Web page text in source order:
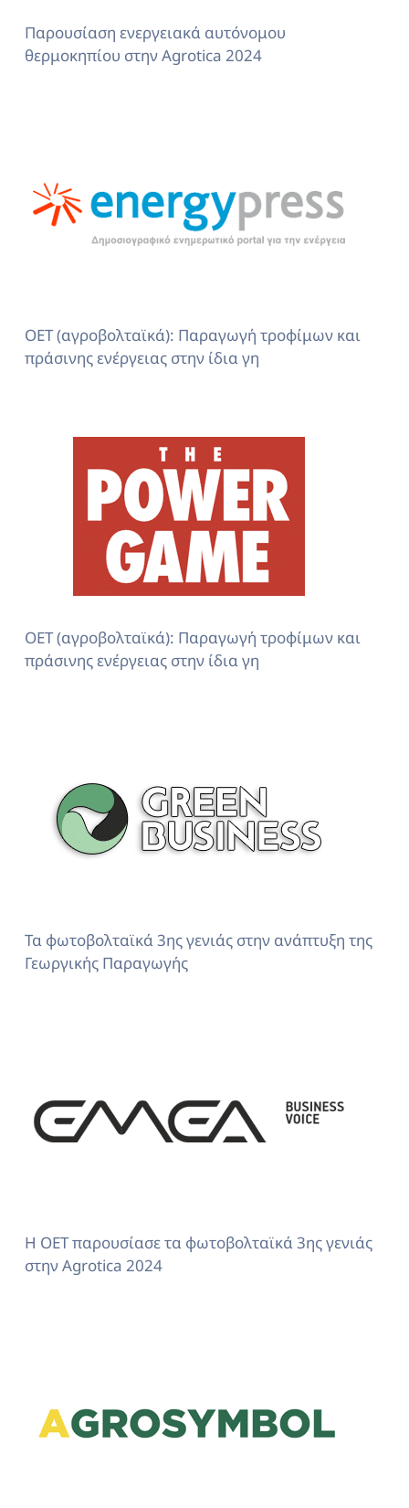
Παρουσίαση ενεργειακά αυτόνομου
θερμοκηπίου στην Agrotica 2024
ΟΕΤ (αγροβολταϊκά): Παραγωγή τροφίμων και
πράσινης ενέργειας στην ίδια γη
ΟΕΤ (αγροβολταϊκά): Παραγωγή τροφίμων και
πράσινης ενέργειας στην ίδια γη
Τα φωτοβολταϊκά 3ης γενιάς στην ανάπτυξη της
Γεωργικής Παραγωγής
Η OET παρουσίασε τα φωτοβολταϊκά 3ης γενιάς
στην Agrotica 2024